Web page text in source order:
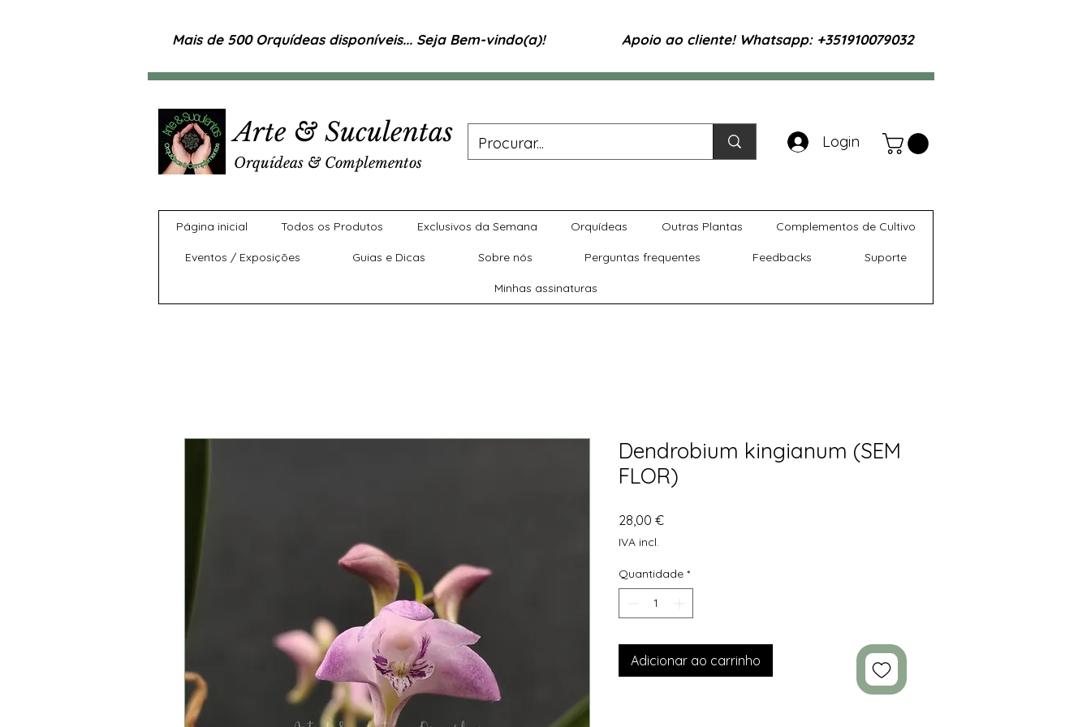
Mais de 500 Orquídeas disponíveis... Seja Bem-vindo(a)! Apoio ao cliente! Whatsapp: +351910079032
Arte & Suculentas
Orquídeas & Complementos
Login
Página inicial Todos os Produtos Exclusivos da Semana Orquídeas Outras Plantas Complementos de Cultivo
Eventos / Exposições Guias e Dicas Sobre nós Perguntas frequentes Feedbacks Suporte
Minhas assinaturas
Dendrobium kingianum (SEM
FLOR)
28,00 €Preço
IVA incl.
Quantidade *
Adicionar ao carrinho